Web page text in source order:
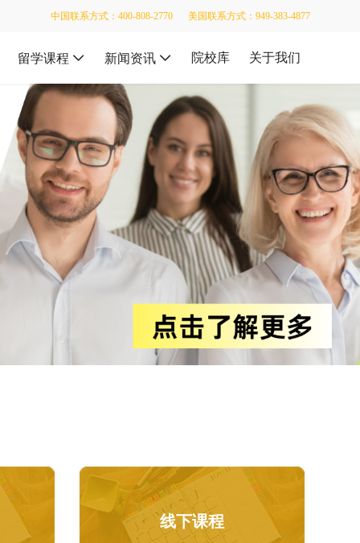
中国联系方式：400-808-2770 美国联系方式：949-383-4877
留学课程 新闻资讯 院校库 关于我们
线下课程